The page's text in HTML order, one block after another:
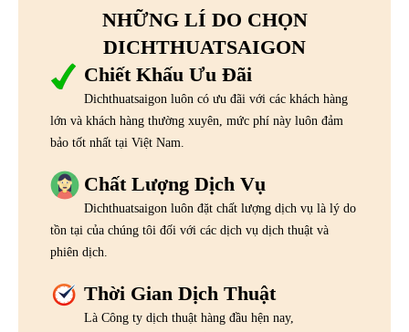
NHỮNG LÍ DO CHỌN
DICHTHUATSAIGON
Chiết Khấu Ưu Đãi
Dichthuatsaigon luôn có ưu đãi với các khách hàng
lớn và khách hàng thường xuyên, mức phí này luôn đảm
bảo tốt nhất tại Việt Nam.
Chất Lượng Dịch Vụ
Dichthuatsaigon luôn đặt chất lượng dịch vụ là lý do
tồn tại của chúng tôi đối với các dịch vụ dịch thuật và
phiên dịch.
Thời Gian Dịch Thuật
Là Công ty dịch thuật hàng đầu hện nay,